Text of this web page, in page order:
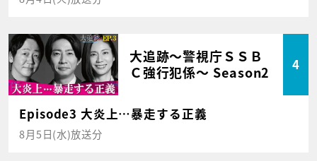
大追跡～警視庁ＳＳＢ
Ｃ強行犯係～ Season2
4
Episode3 大炎上…暴走する正義
8月5日(水)放送分